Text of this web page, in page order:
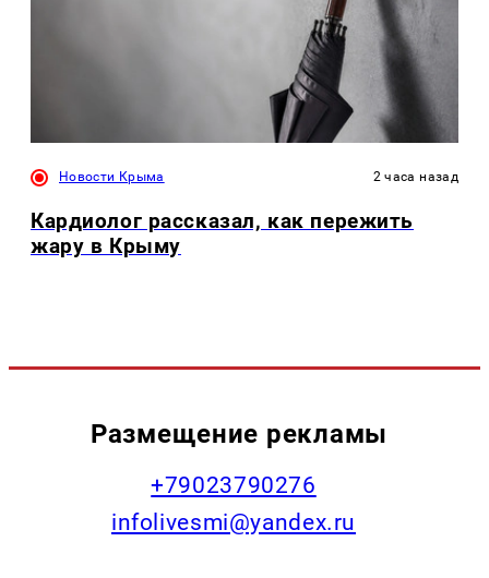
Новости Крыма 2 часа назад
Кардиолог рассказал, как пережить
жару в Крыму
Размещение рекламы
+79023790276
infolivesmi@yandex.ru